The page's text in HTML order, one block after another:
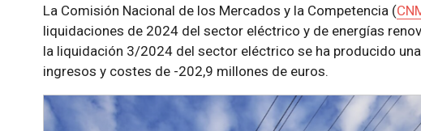
La Comisión Nacional de los Mercados y la Competencia (
liquidaciones de 2024 del sector eléctrico y de energías
la liquidación 3/2024 del sector eléctrico se ha producido
ingresos y costes de -202,9 millones de euros.